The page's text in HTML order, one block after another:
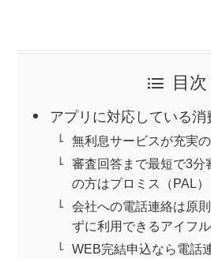
目次
アプリに対応している消
無利息サービスが充実
審査回答まで最短で3分
の方はプロミス（PAL）
会社への電話連絡は原
ずに利用できるアイフル
WEB完結申込なら電話